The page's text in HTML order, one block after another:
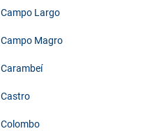
Campo Largo
Campo Magro
Carambeí
Castro
Colombo